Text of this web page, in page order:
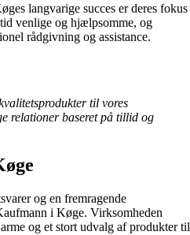
langvarige succes er deres fokus
venlige og hjælpsomme, og
rådgivning og assistance.
til vores
relationer baseret på tillid og
og en fremragende
i Køge. Virksomheden
og et stort udvalg af produkter til